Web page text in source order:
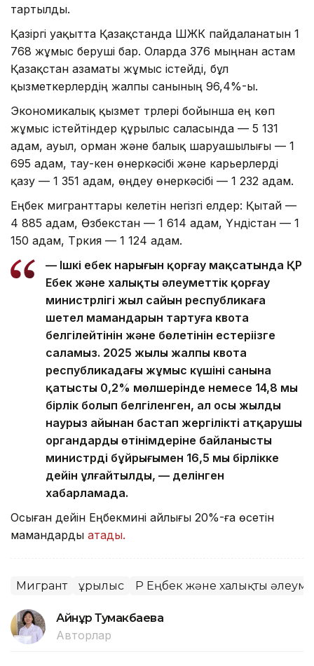
тартылды.
Қазіргі уақытта Қазақстанда ШЖК пайдаланатын 1
768 жұмыс беруші бар. Оларда 376 мыңнан астам
Қазақстан азаматы жұмыс істейді, бұл
қызметкерлердің жалпы санының 96,4%-ы.
Экономикалық қызмет түрлері бойынша ең көп
жұмыс істейтіндер құрылыс саласында — 5 131
адам, ауыл, орман және балық шаруашылығы — 1
695 адам, тау-кен өнеркәсібі және карьерлерді
қазу — 1 351 адам, өңдеу өнеркәсібі — 1 232 адам.
Еңбек мигранттары келетін негізгі елдер: Қытай —
4 885 адам, Өзбекстан — 1 614 адам, Үндістан — 1
150 адам, Түркия — 1 124 адам.
— Ішкі еңбек нарығын қорғау мақсатында ҚР
Еңбек және халықты әлеуметтік қорғау
министрлігі жыл сайын республикаға
шетел мамандарын тартуға квота
белгілейтінін және бөлетінін естеріңізге
саламыз. 2025 жылы жалпы квота
республикадағы жұмыс күшінің санына
қатысты 0,2% мөлшерінде немесе 14,8 мың
бірлік болып белгіленген, ал осы жылдың
наурыз айынан бастап жергілікті атқарушы
органдардың өтінімдеріне байланысты
министрдің бұйрығымен 16,5 мың бірлікке
дейін ұлғайтылды, — делінген
хабарламада.
Осыған дейін Еңбекмині айлығы 20%-ға өсетін
мамандарды атады.
Мигрант Құрылыс ҚР Еңбек және халықты
Айнұр Тумакбаева
Авторлар